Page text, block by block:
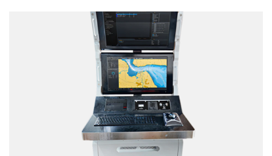
TACTICAL TEAM TRAINER – NAVAL
SIMULATION SYSTEM
Web Application